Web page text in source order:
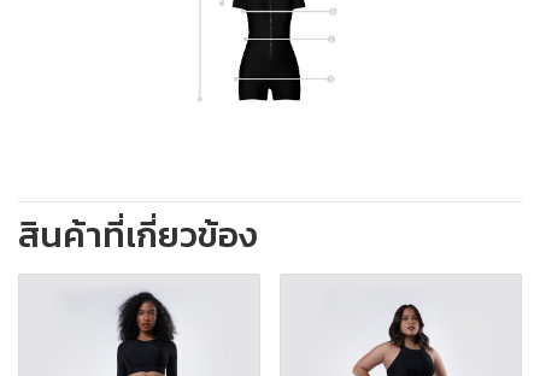
สินค้าที่เกี่ยวข้อง